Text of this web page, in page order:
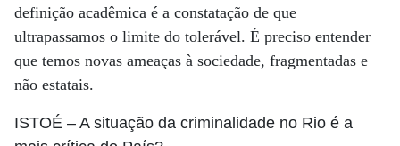
definição acadêmica é a constatação de que
ultrapassamos o limite do tolerável. É preciso entender
que temos novas ameaças à sociedade, fragmentadas e
não estatais.
ISTOÉ – A situação da criminalidade no Rio é a